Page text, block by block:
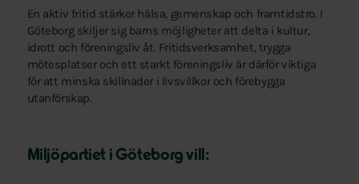
En aktiv fritid stärker hälsa, gemenskap och framtidstro. I
Göteborg skiljer sig barns möjligheter att delta i kultur,
idrott och föreningsliv åt. Fritidsverksamhet, trygga
mötesplatser och ett starkt föreningsliv är därför viktiga
för att minska skillnader i livsvillkor och förebygga
utanförskap.
Miljöpartiet i Göteborg vill: